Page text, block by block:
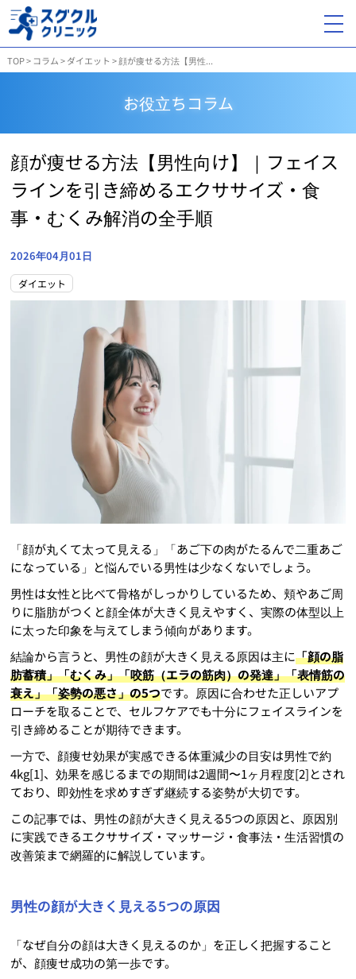
TOP> コラム>ダイエット >顔が痩せる方法【男性...
お役立ちコラム
顔が痩せる方法【男性向け】｜フェイス
ラインを引き締めるエクササイズ・食
事・むくみ解消の全手順
2026年04月01日
ダイエット
「顔が丸くて太って見える」「あご下の肉がたるんで二重あご
になっている」と悩んでいる男性は少なくないでしょう。
男性は女性と比べて骨格がしっかりしているため、頬やあご周
りに脂肪がつくと顔全体が大きく見えやすく、実際の体型以上
に太った印象を与えてしまう傾向があります。
結論から言うと、男性の顔が大きく見える原因は主に「顔の脂
肪蓄積」「むくみ」「咬筋（エラの筋肉）の発達」「表情筋の
衰え」「姿勢の悪さ」の5つです。原因に合わせた正しいアプ
ローチを取ることで、セルフケアでも十分にフェイスラインを
引き締めることが期待できます。
一方で、顔痩せ効果が実感できる体重減少の目安は男性で約
4kg[1]、効果を感じるまでの期間は2週間〜1ヶ月程度[2]とされ
ており、即効性を求めすぎず継続する姿勢が大切です。
この記事では、男性の顔が大きく見える5つの原因と、原因別
に実践できるエクササイズ・マッサージ・食事法・生活習慣の
改善策まで網羅的に解説しています。
男性の顔が大きく見える5つの原因
「なぜ自分の顔は大きく見えるのか」を正しく把握すること
が、顔痩せ成功の第一歩です。